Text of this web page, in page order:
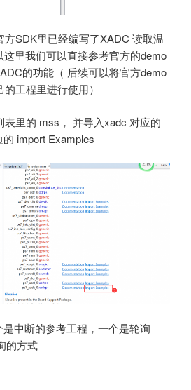
方SDK里已经编写了XADC 读取温
里我们可以直接参考官方的demo
的功能（ 后续可以将官方demo
工程里进行使用）
表里的 mss， 并导入xadc 对应的
import Examples
中断的参考工程，一个是轮询
的方式